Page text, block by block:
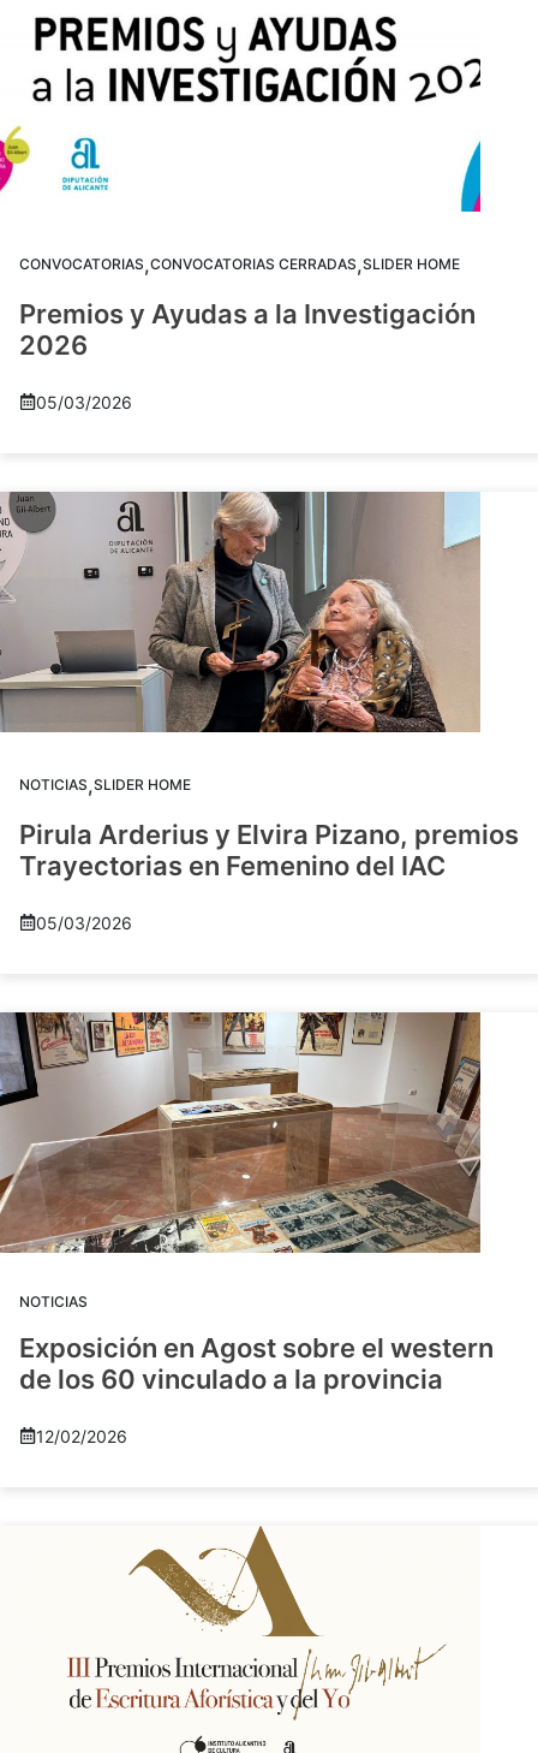
CONVOCATORIAS,CONVOCATORIAS CERRADAS,SLIDER HOME
Premios y Ayudas a la Investigación
2026
05/03/2026
NOTICIAS,SLIDER HOME
Pirula Arderius y Elvira Pizano, premios
Trayectorias en Femenino del IAC
05/03/2026
NOTICIAS
Exposición en Agost sobre el western
de los 60 vinculado a la provincia
12/02/2026